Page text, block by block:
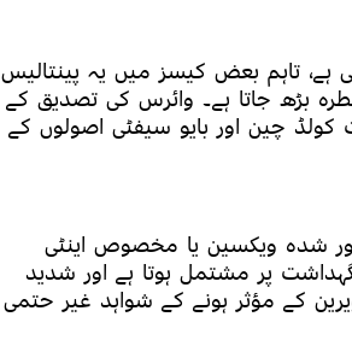
ہے، تاہم بعض کیسز میں یہ پینتالیس
بڑھ جاتا ہے۔ وائرس کی تصدیق کے
چین اور بایو سیفٹی اصولوں کے
شدہ ویکسین یا مخصوص اینٹی
پر مشتمل ہوتا ہے اور شدید
کے مؤثر ہونے کے شواہد غیر حتمی